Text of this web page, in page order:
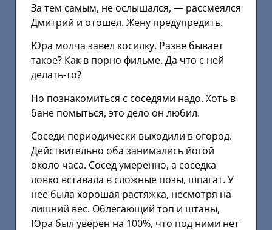
За тем самым, не ослышался, — рассмеялся
Дмитрий и отошел. Жену предупредить.
Юра молча завел косилку. Разве бывает
такое? Как в порно фильме. Да что с ней
делать-то?
Но познакомиться с соседями надо. Хоть в
бане помыться, это дело он любил.
Соседи периодически выходили в огород.
Действительно оба занимались йогой
около часа. Сосед умеренно, а соседка
ловко вставала в сложные позы, шпагат. У
нее была хорошая растяжка, несмотря на
лишний вес. Облегающий топ и штаны,
Юра был уверен на 100%, что под ними нет